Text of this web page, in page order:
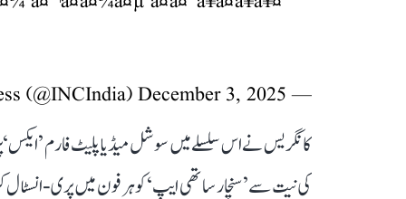
— Congress (@INCIndia)
December 3, 2025
کانگریس نے اس سلسلے میں سوشل میڈیا پلیٹ فارم
کی نیت سے ’سنچار ساتھی ایپ‘ کو ہر فون میں پری-انسٹال